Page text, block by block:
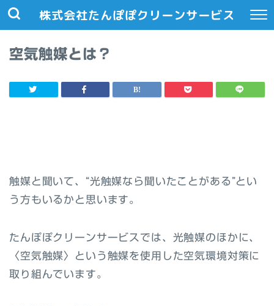
株式会社たんぽぽクリーンサービス
空気触媒とは？
触媒と聞いて、“光触媒なら聞いたことがある”とい
う方もいるかと思います。
たんぽぽクリーンサービスでは、光触媒のほかに、
〈空気触媒〉という触媒を使用した空気環境対策に
取り組んでいます。